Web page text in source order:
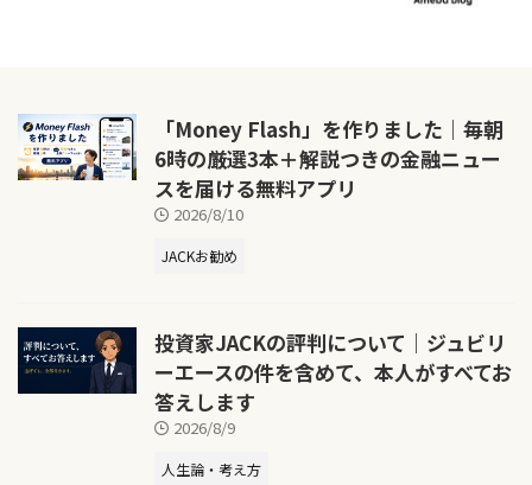
「Money Flash」を作りました｜毎朝
6時の厳選3本＋解説つきの金融ニュー
スを届ける無料アプリ
2026/8/10
JACKお勧め
投資家JACKの評判について｜ジュビリ
ーエースの件を含めて、本人がすべてお
答えします
2026/8/9
人生論・考え方